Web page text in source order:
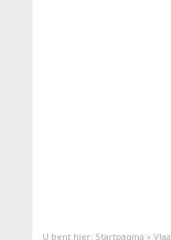
U bent hier: Startpagina »